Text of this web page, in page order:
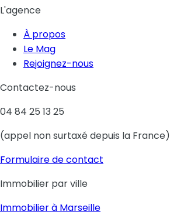
L'agence
À propos
Le Mag
Rejoignez-nous
Contactez-nous
04 84 25 13 25
(appel non surtaxé depuis la France)
Formulaire de contact
Immobilier par ville
Immobilier à Marseille